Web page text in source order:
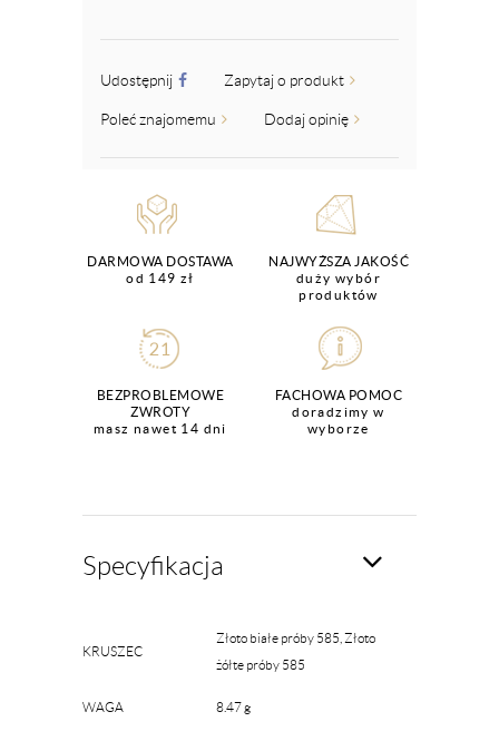
Udostępnij Zapytaj o produkt
Poleć znajomemu Dodaj opinię
DARMOWA DOSTAWA
od 149 zł
NAJWYŻSZA JAKOŚĆ
duży wybór
produktów
BEZPROBLEMOWE
ZWROTY
masz nawet 14 dni
FACHOWA POMOC
doradzimy w
wyborze
Specyfikacja
KRUSZEC
Złoto białe próby 585, Złoto
żółte próby 585
WAGA 8.47 g